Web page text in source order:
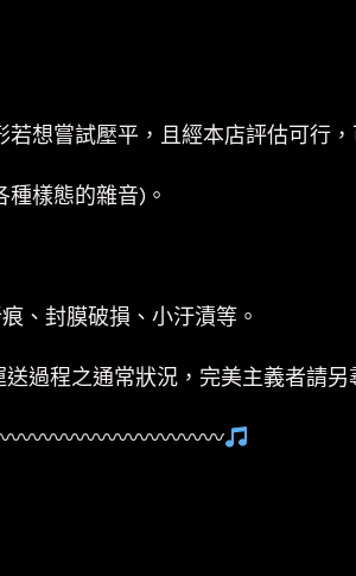
想嘗試壓平，且經本店評估可行，
樣態的雜音)。
、封膜破損、小汙漬等。
過程之通常狀況，完美主義者請另
〰〰〰〰〰〰〰〰〰〰